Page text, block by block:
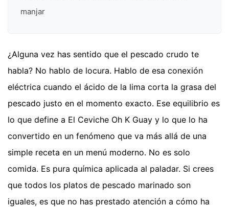
manjar
¿Alguna vez has sentido que el pescado crudo te
habla? No hablo de locura. Hablo de esa conexión
eléctrica cuando el ácido de la lima corta la grasa del
pescado justo en el momento exacto. Ese equilibrio es
lo que define a El Ceviche Oh K Guay y lo que lo ha
convertido en un fenómeno que va más allá de una
simple receta en un menú moderno. No es solo
comida. Es pura química aplicada al paladar. Si crees
que todos los platos de pescado marinado son
iguales, es que no has prestado atención a cómo ha